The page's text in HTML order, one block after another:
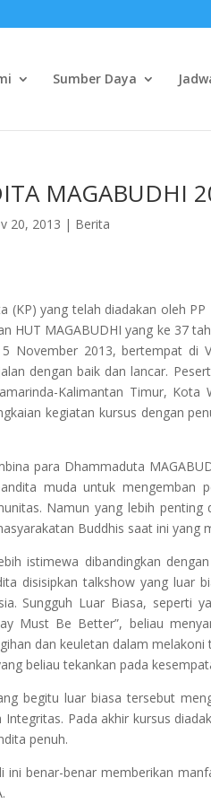
Sumber Daya
MAGABUDHI
20, 2013 | Berita
(KP) yang telah diadakan oleh
HUT MAGABUDHI yang ke 37
November 2013, bertempat di
dengan baik dan lancar.
Kalimantan Timur,
kegiatan kursus dengan
para Dhammaduta
muda untuk mengemban
Namun yang lebih
Buddhis saat ini
istimewa dibandingkan
disisipkan talkshow yang luar
Sungguh Luar Biasa, seperti
Must Be Better”, beliau
dan keuletan dalam
beliau tekankan pada
begitu luar biasa tersebut
Pada akhir kursus
penuh.
ini benar-benar memberikan